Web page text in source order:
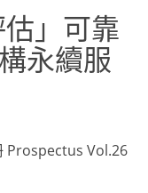
估」可靠
永續服
Prospectus Vol.26